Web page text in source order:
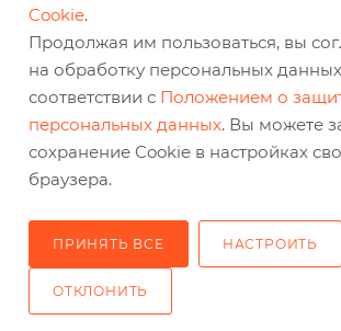
308009, Россия, г. Белгород,
Cookie.
Продолжая им пользоваться, вы
на обработку персональных
соответствии с Положением о
персональных данных. Вы можете
сохранение Cookie в настройках
браузера.
ПРИНЯТЬ ВСЕ НАСТРОИТЬ
ОТКЛОНИТЬ